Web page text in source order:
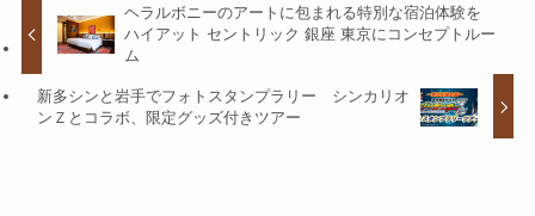
ヘラルボニーのアートに包まれる特別な宿泊体験を
ハイアット セントリック 銀座 東京にコンセプトルー
ム
新多シンと岩手でフォトスタンプラリー シンカリオ
ンＺとコラボ、限定グッズ付きツアー